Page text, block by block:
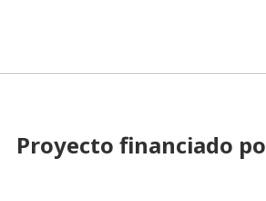
Proyecto financiado